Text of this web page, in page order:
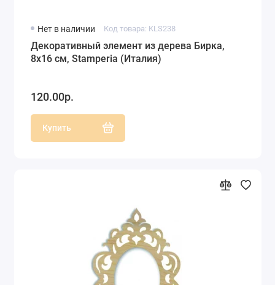
Нет в наличии Код товара: KLS238
Декоративный элемент из дерева Бирка,
8х16 см, Stamperia (Италия)
120.00р.
Купить